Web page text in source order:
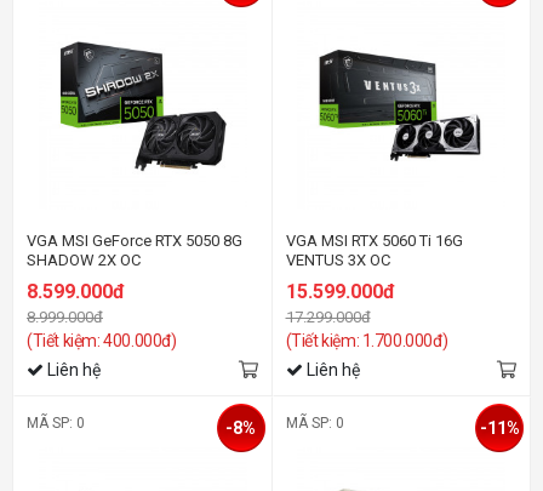
VGA MSI GeForce RTX 5050 8G
SHADOW 2X OC
8.599.000đ
8.999.000đ
(Tiết kiệm: 400.000đ)
Liên hệ
VGA MSI RTX 5060 Ti 16G
VENTUS 3X OC
15.599.000đ
17.299.000đ
(Tiết kiệm: 1.700.000đ)
Liên hệ
MÃ SP: 0 -8% MÃ SP: 0 -11%